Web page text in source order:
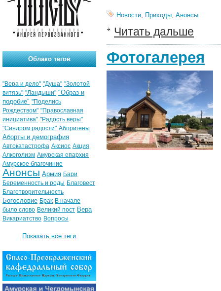
Новости, Приходы, Анонсы
Читать дальше
Фотогалерея
Облако тегов
"Вера и дело" "Душа" "Золотой
витязь" "Ландыши" "Образ и
подобие" "Поделись
Рождеством" "Православная
инициатива" "Радость веры"
"Синдром радости" Аборигены
Аборты и демография
Автокатастрофа Аксиос Акция
Алкоголизм Амурская епархия
Амурское благочиние
Анонсы Армия Бари
Беременность и роды Благовест
Благотворительность
Богословие Брак В начале
было слово Великий пост Вера
Викариатство Вопросы
Показать все теги